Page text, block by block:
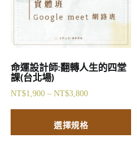
命運設計師:翻轉人生的四堂
課(台北場)
NT$1,900 – NT$3,800
選擇規格